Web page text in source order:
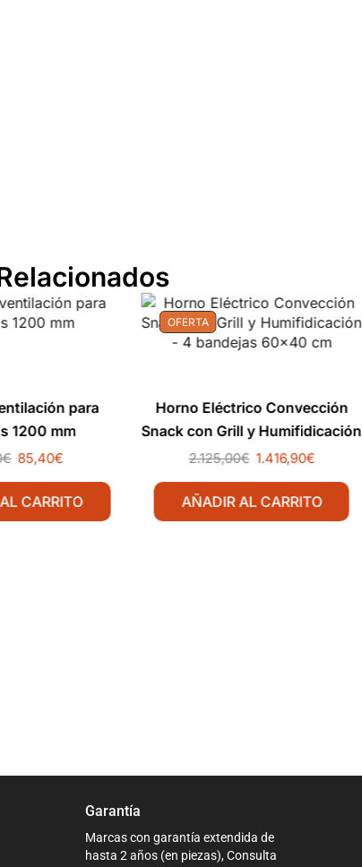
para
1200 mm
€ 85,40€
CARRITO
OFERTA
Horno Eléctrico Convección
Snack con Grill y Humifidicación
– 4 bandejas 60×40 cm
2.125,00€ 1.416,90€
AÑADIR AL CARRITO
Garantía
Marcas con garantía extendida de
hasta 2 años (en piezas), Consulta